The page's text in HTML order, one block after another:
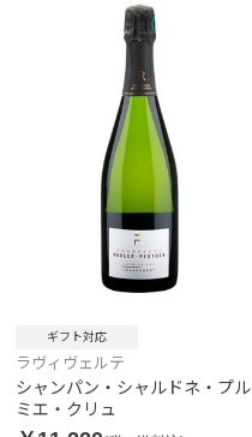
ギフト対応
ラヴィヴェルテ
シャンパン・シャルドネ・プル
ミエ・クリュ